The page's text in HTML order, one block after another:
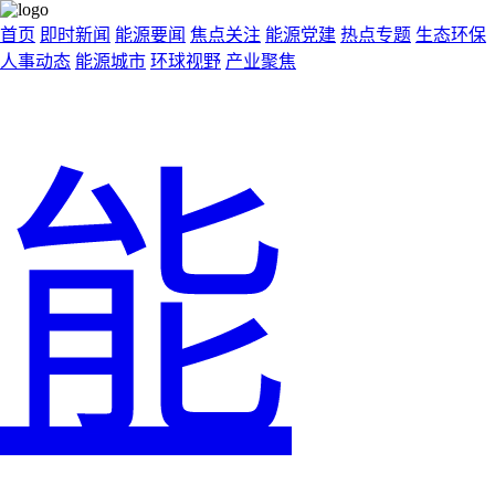
首页 即时新闻 能源要闻 焦点关注 能源党建 热点专题 生态环保
人事动态 能源城市 环球视野 产业聚焦
能